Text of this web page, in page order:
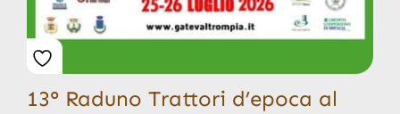
13° Raduno Trattori d’epoca al